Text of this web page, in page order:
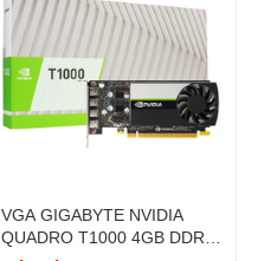
VGA GIGABYTE NVIDIA
QUADRO T1000 4GB DDR6